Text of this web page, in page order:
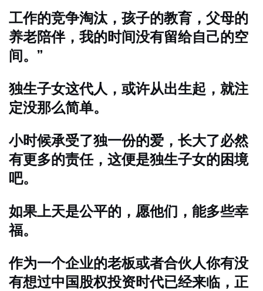
工作的竞争淘汰，孩子的教育，父母的
养老陪伴，我的时间没有留给自己的空
间。”
独生子女这代人，或许从出生起，就注
定没那么简单。
小时候承受了独一份的爱，长大了必然
有更多的责任，这便是独生子女的困境
吧。
如果上天是公平的，愿他们，能多些幸
福。
作为一个企业的老板或者合伙人你有没
有想过中国股权投资时代已经来临，正